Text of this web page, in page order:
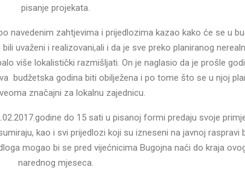
pisanje projekata.
navedenim zahtjevima i prijedlozima kazao kako će se u
uvaženi i realizovani,ali i da je sve preko planiranog
više lokalistički razmišljati. On je naglasio da je prošle
budžetska godina biti obilježena i po tome što se u njoj
značajni za lokalnu zajednicu.
do 15 sati u pisanoj formi predaju svoje
kao i svi prijedlozi koji su izneseni na javnoj raspravi
mogao bi se pred vijećnicima Bugojna naći do kraja
narednog mjeseca.